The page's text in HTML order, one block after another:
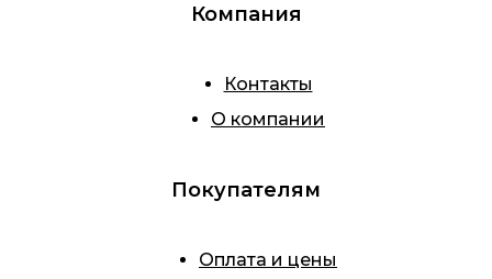
Компания
Контакты
О компании
Покупателям
Оплата и цены